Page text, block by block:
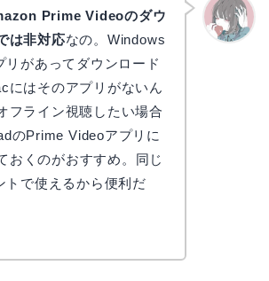
Prime Videoのダウ
は非対応なの。Windows
リがあってダウンロード
にはそのアプリがないん
フライン視聴したい場合
のPrime Videoアプリに
おくのがおすすめ。同じ
トで使えるから便利だ